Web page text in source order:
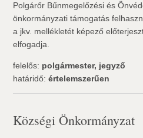
Polgárőr Bűnmegelőzési és
önkormányzati támogatás
a jkv. mellékletét képező
elfogadja.
felelős: polgármester, jegyző
határidő:értelemszerűen
Községi Önkormányzat